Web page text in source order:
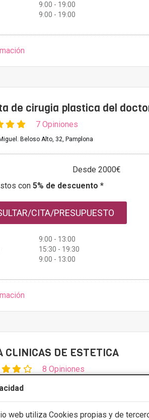
web utiliza Cookies propias y de
9:00 - 19:00
9:00 - 19:00
de cirugia plastica del
7 Opiniones
Beloso Alto, 32, Pamplona
Desde 2000€
con 5% de descuento *
CITA/PRESUPUESTO
9:00 - 13:00
15:30 - 19:30
9:00 - 13:00
CLINICAS DE ESTETICA
8 Opiniones
3, Pamplona
Desde 275€